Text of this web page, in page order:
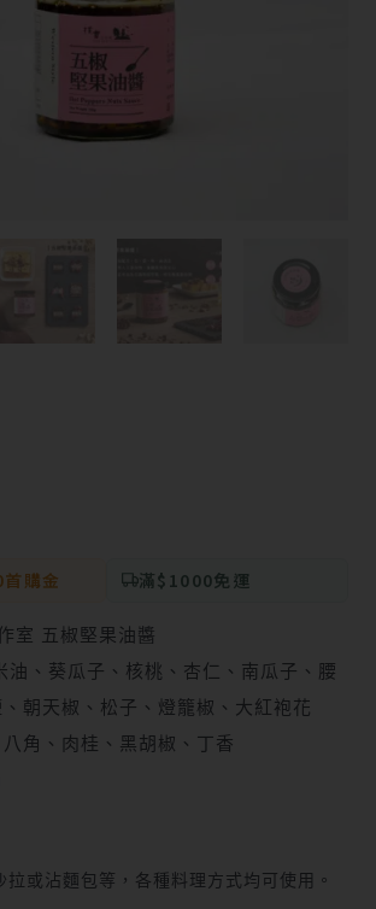
購金 滿$1000免運
室 五椒堅果油醬
油、葵瓜子、核桃、杏仁、南瓜子、腰
朝天椒、松子、燈籠椒、大紅袍花
角、肉桂、黑胡椒、丁香
或沾麵包等，各種料理方式均可使用。